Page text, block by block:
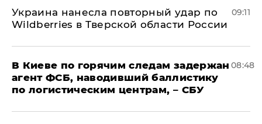
Украина нанесла повторный удар по
Wildberries в Тверской области России
09:11
В Киеве по горячим следам задержан
агент ФСБ, наводивший баллистику
по логистическим центрам, – СБУ
08:48